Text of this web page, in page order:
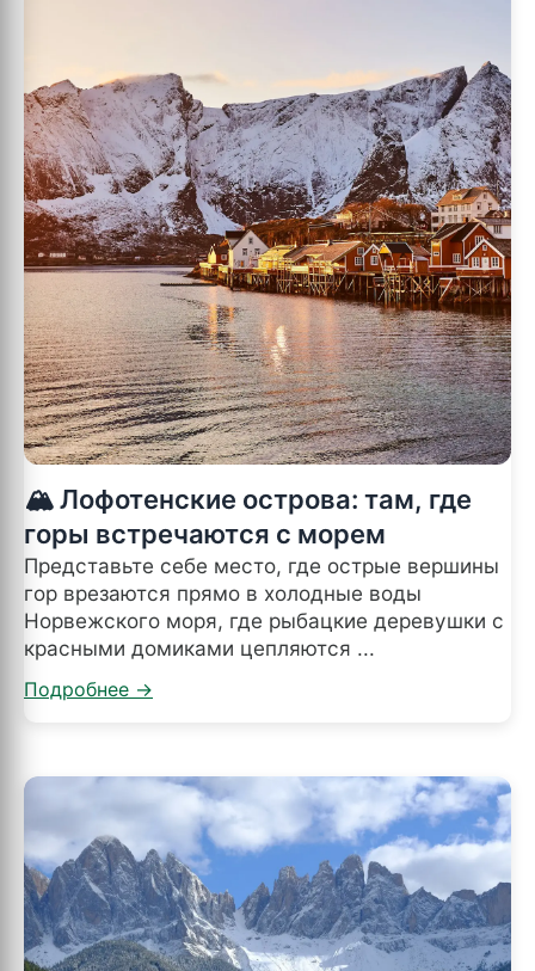
🏔️ Лофотенские острова: там, где
горы встречаются с морем
Представьте себе место, где острые вершины
гор врезаются прямо в холодные воды
Норвежского моря, где рыбацкие деревушки с
красными домиками цепляются ...